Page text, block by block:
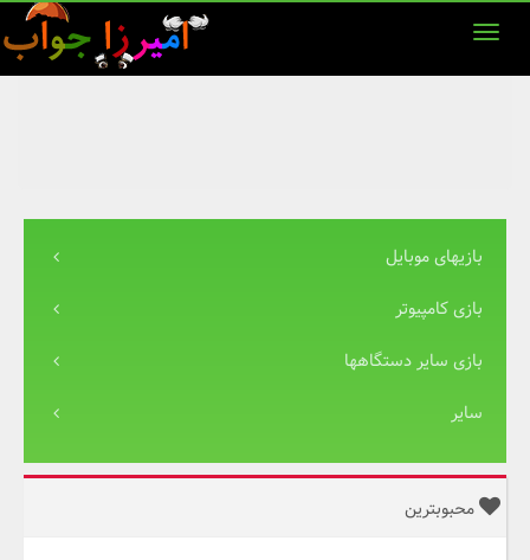
بازیهای موبایل
بازی کامپیوتر
بازی سایر دستگاهها
سایر
محبوبترین